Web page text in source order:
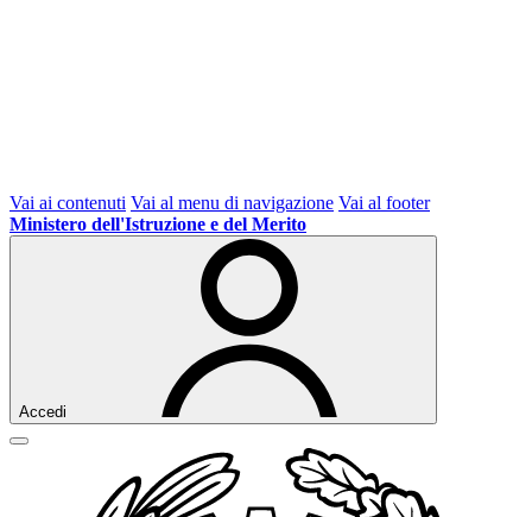
Vai ai contenuti Vai al menu di navigazione Vai al footer
Ministero dell'Istruzione e del Merito
Accedi